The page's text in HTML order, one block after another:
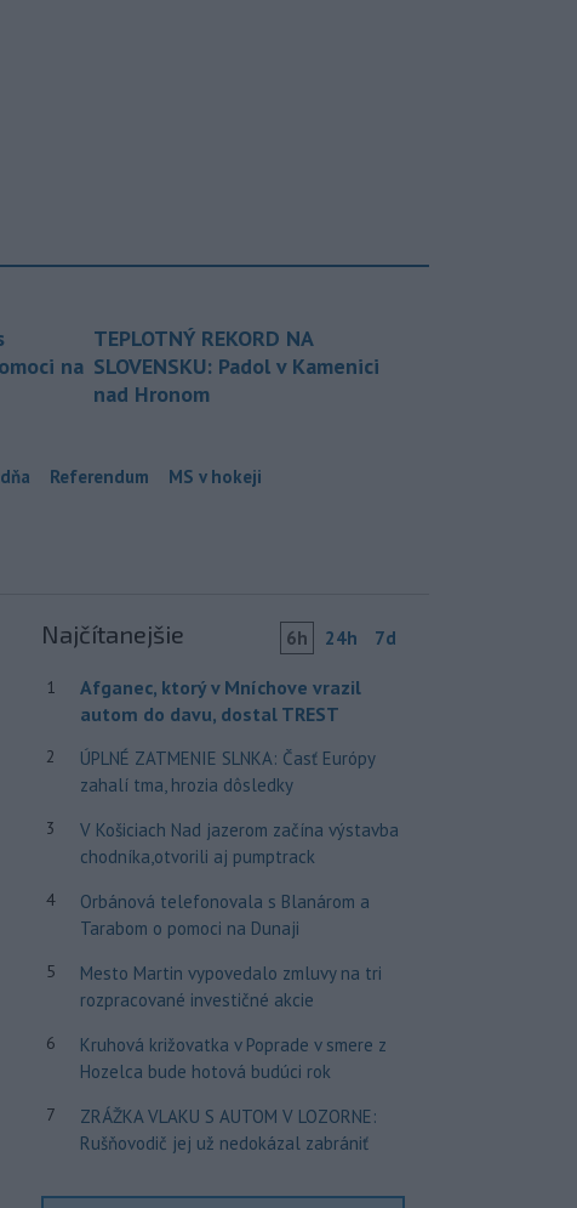
na
TEPLOTNÝ REKORD NA
SLOVENSKU: Padol v Kamenici
nad Hronom
Referendum MS v hokeji
Najčítanejšie 6h 24h 7d
1
Afganec, ktorý v Mníchove vrazil
autom do davu, dostal TREST
2
ÚPLNÉ ZATMENIE SLNKA: Časť Európy
zahalí tma, hrozia dôsledky
3
V Košiciach Nad jazerom začína výstavba
chodníka,otvorili aj pumptrack
4
Orbánová telefonovala s Blanárom a
Tarabom o pomoci na Dunaji
5
Mesto Martin vypovedalo zmluvy na tri
rozpracované investičné akcie
6
Kruhová križovatka v Poprade v smere z
Hozelca bude hotová budúci rok
7
ZRÁŽKA VLAKU S AUTOM V LOZORNE:
Rušňovodič jej už nedokázal zabrániť